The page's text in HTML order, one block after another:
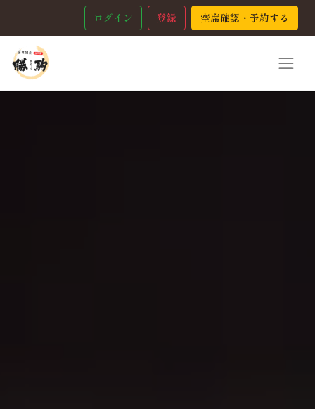
ログイン 登録 空席確認・予約する